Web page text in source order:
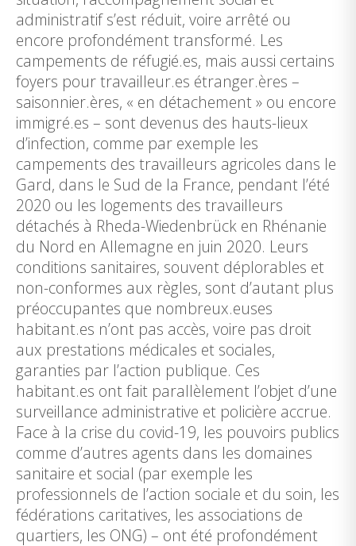
administratif s’est réduit, voire arrêté ou
encore profondément transformé. Les
campements de réfugié.es, mais aussi certains
foyers pour travailleur.es étranger.ères –
saisonnier.ères, « en détachement » ou encore
immigré.es – sont devenus des hauts-lieux
d’infection, comme par exemple les
campements des travailleurs agricoles dans le
Gard, dans le Sud de la France, pendant l’été
2020 ou les logements des travailleurs
détachés à Rheda-Wiedenbrück en Rhénanie
du Nord en Allemagne en juin 2020. Leurs
conditions sanitaires, souvent déplorables et
non-conformes aux règles, sont d’autant plus
préoccupantes que nombreux.euses
habitant.es n’ont pas accès, voire pas droit
aux prestations médicales et sociales,
garanties par l’action publique. Ces
habitant.es ont fait parallèlement l’objet d’une
surveillance administrative et policière accrue.
Face à la crise du covid-19, les pouvoirs publics
comme d’autres agents dans les domaines
sanitaire et social (par exemple les
professionnels de l’action sociale et du soin, les
fédérations caritatives, les associations de
quartiers, les ONG) – ont été profondément